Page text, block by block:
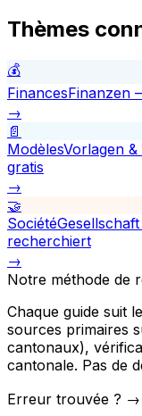
Thèmes
💰
FinancesFinanzen
→
📄
ModèlesVorlagen
gratis
→
🤝
Société
recherchiert
→
Notre méthode de
Chaque guide suit
sources primaires
cantonaux),
cantonale. Pas de
Erreur trouvée ?